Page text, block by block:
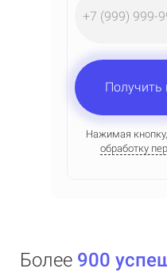
Получить
Нажимая
обработку
Более 900